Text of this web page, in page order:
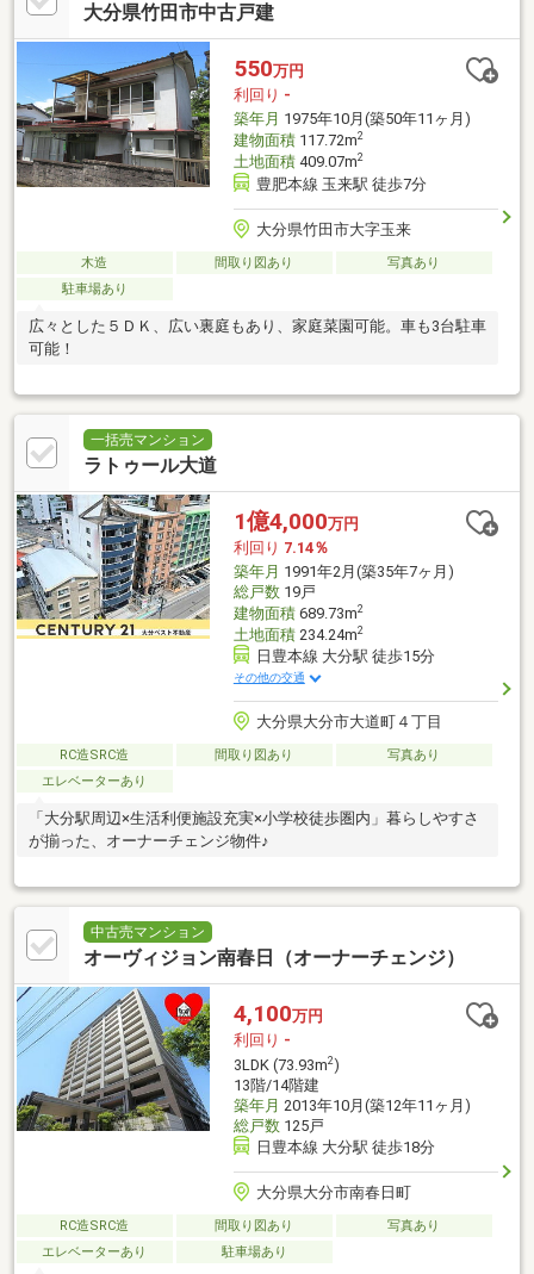
大分県竹田市中古戸建
550万円
利回り -
築年月 1975年10月(築50年11ヶ月)
建物面積117.72m2
土地面積409.07m2
豊肥本線 玉来駅 徒歩7分
大分県竹田市大字玉来
木造 間取り図あり
写真あり
駐車場あり
広々とした５ＤＫ、広い裏庭もあり、家庭菜園可能。車も3台駐車
可能！
一括売マンション
ラトゥール大道
1億4,000万円
利回り 7.14％
築年月 1991年2月(築35年7ヶ月)
総戸数19戸
建物面積689.73m2
土地面積234.24m2
日豊本線 大分駅 徒歩15分
その他の交通
大分県大分市大道町４丁目
RC造SRC造 間取り図あり
写真あり
エレベーターあり
「大分駅周辺×生活利便施設充実×小学校徒歩圏内」暮らしやすさ
が揃った、オーナーチェンジ物件♪
中古売マンション
オーヴィジョン南春日（オーナーチェンジ）
4,100万円
利回り -
3LDK (73.93m2)
13階/14階建
築年月 2013年10月(築12年11ヶ月)
総戸数125戸
日豊本線 大分駅 徒歩18分
大分県大分市南春日町
RC造SRC造 間取り図あり
写真あり
エレベーターあり
駐車場あり